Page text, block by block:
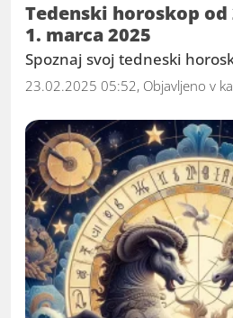
Tedenski horoskop
1. marca 2025
Spoznaj svoj tedneski
23.02.2025 05:52, Objavljeno v